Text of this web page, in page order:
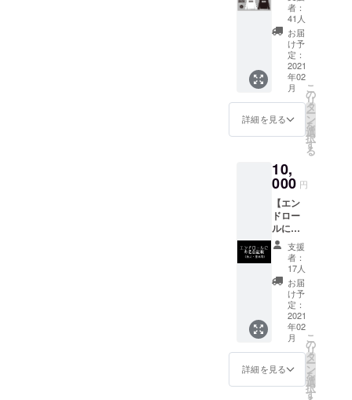
りま
す！ ・
ドキュ
メンタ
リー映
像のエ
ンド
ロール
にご支
援いた
載 備考
の欄に
記載し
て欲し
い名前
を書い
てくだ
さい
（10文
字以
内）
（例
１）ケ
ンダマ
ン （例
２）け
ん玉
載＋オ
リジナ
ルロン
グTシャ
ツ】 ・
ドキュ
メンタ
リー映
像のエ
ンド
ロール
にご支
だいた
方の名
前を記
載 備考
の欄に
記載し
て欲し
い名前
を書い
てくだ
さい
（10文
字以
内）
（例
１）ケ
ンダマ
者：
41人
お届
け予
定：
2021
年02
月
詳細を見る
こ
の
リ
タ
ー
ン
を
選
択
す
る
10,
000 円
【エン
ドロー
ルに団
体名&ロ
ゴを記
載】 ※
法人・
団体・
グルー
プ向け
・ド
キュメ
ンタ
リー映
像のエ
ンド
支援
者：
17人
お届
け予
定：
2021
年02
月
詳細を見る
こ
の
リ
タ
ー
ン
を
選
択
す